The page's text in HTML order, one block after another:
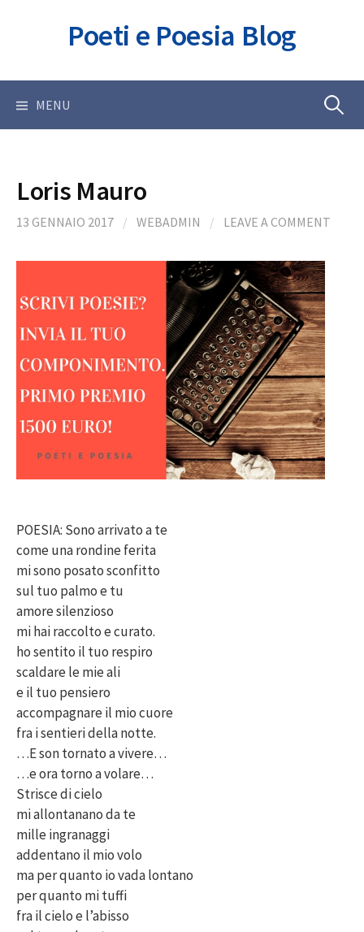
Poeti e Poesia Blog
MENU Ricerca
Loris Mauro
13 GENNAIO 2017 / WEBADMIN / LEAVE A COMMENT
POESIA: Sono arrivato a te
come una rondine ferita
mi sono posato sconfitto
sul tuo palmo e tu
amore silenzioso
mi hai raccolto e curato.
ho sentito il tuo respiro
scaldare le mie ali
e il tuo pensiero
accompagnare il mio cuore
fra i sentieri della notte.
…E son tornato a vivere…
…e ora torno a volare…
Strisce di cielo
mi allontanano da te
mille ingranaggi
addentano il mio volo
ma per quanto io vada lontano
per quanto mi tuffi
fra il cielo e l’abisso